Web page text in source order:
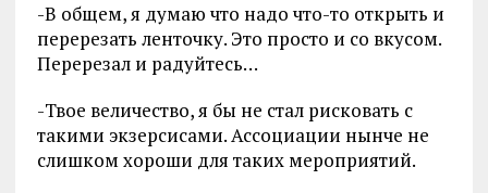
-В общем, я думаю что надо что-то открыть и
перерезать ленточку. Это просто и со вкусом.
Перерезал и радуйтесь…
-Твое величество, я бы не стал рисковать с
такими экзерсисами. Ассоциации нынче не
слишком хороши для таких мероприятий.